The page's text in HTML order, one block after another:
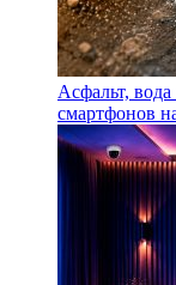
Асфальт,
смартфонов